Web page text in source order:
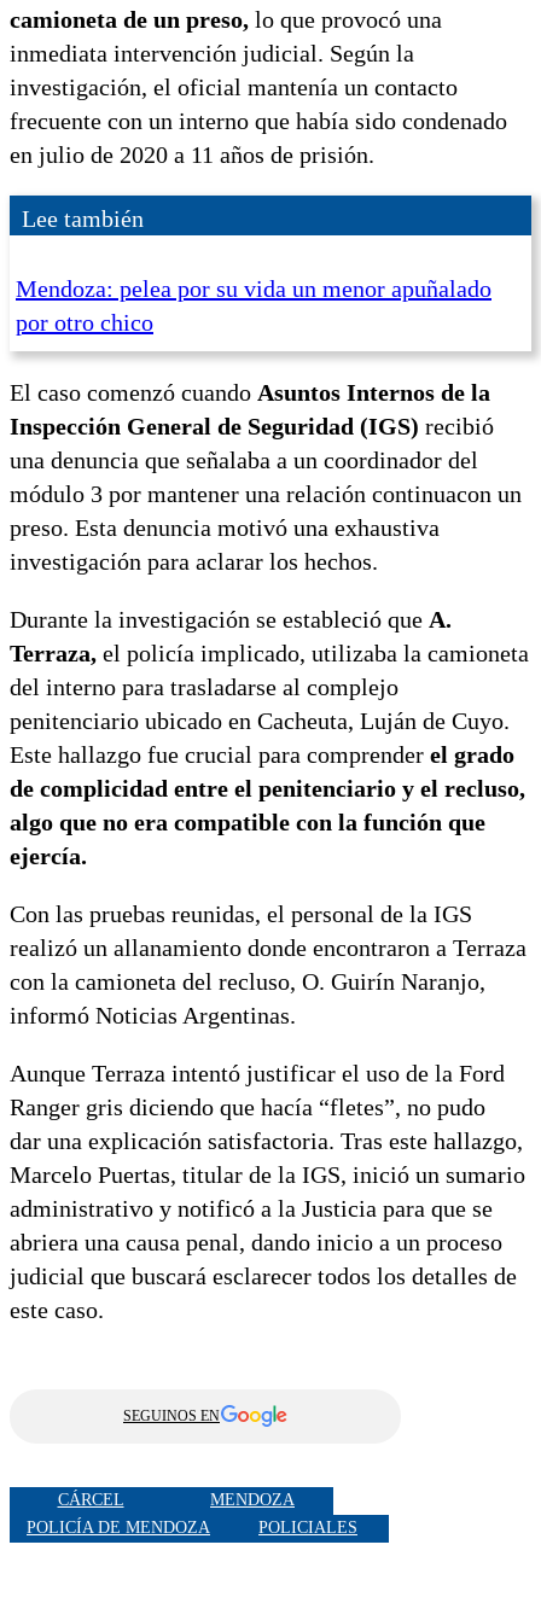
camioneta de un preso, lo que provocó una
inmediata intervención judicial. Según la
investigación, el oficial mantenía un contacto
frecuente con un interno que había sido condenado
en julio de 2020 a 11 años de prisión.
Lee también
Mendoza: pelea por su vida un menor apuñalado
por otro chico
El caso comenzó cuando Asuntos Internos de la
Inspección General de Seguridad (IGS) recibió
una denuncia que señalaba a un coordinador del
módulo 3 por mantener una relación continuacon un
preso. Esta denuncia motivó una exhaustiva
investigación para aclarar los hechos.
Durante la investigación se estableció que A.
Terraza, el policía implicado, utilizaba la camioneta
del interno para trasladarse al complejo
penitenciario ubicado en Cacheuta, Luján de Cuyo.
Este hallazgo fue crucial para comprender el grado
de complicidad entre el penitenciario y el recluso,
algo que no era compatible con la función que
ejercía.
Con las pruebas reunidas, el personal de la IGS
realizó un allanamiento donde encontraron a Terraza
con la camioneta del recluso, O. Guirín Naranjo,
informó Noticias Argentinas.
Aunque Terraza intentó justificar el uso de la Ford
Ranger gris diciendo que hacía “fletes”, no pudo
dar una explicación satisfactoria. Tras este hallazgo,
Marcelo Puertas, titular de la IGS, inició un sumario
administrativo y notificó a la Justicia para que se
abriera una causa penal, dando inicio a un proceso
judicial que buscará esclarecer todos los detalles de
este caso.
SEGUINOS EN
CÁRCEL
MENDOZA
POLICÍA DE MENDOZA
POLICIALES